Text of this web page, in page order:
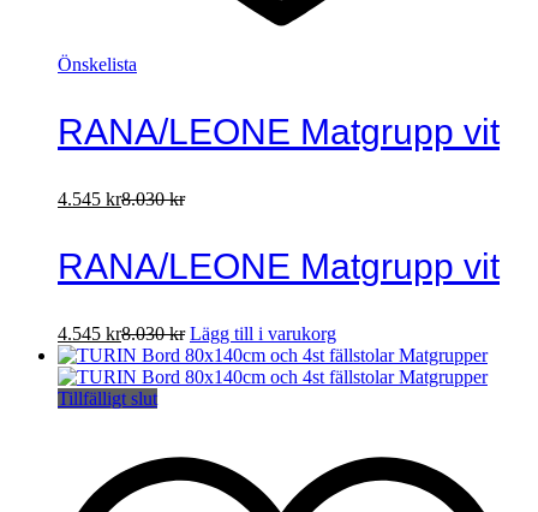
Önskelista
RANA/LEONE Matgrupp vit
4.545 kr8.030kr
RANA/LEONE Matgrupp vit
4.545 kr8.030kr Lägg till i varukorg
Tillfälligt slut